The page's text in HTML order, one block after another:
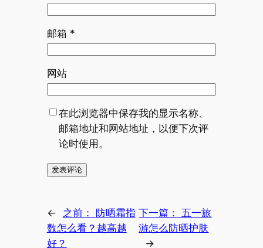
邮箱 *
网站
在此浏览器中保存我的显示名称、
邮箱地址和网站地址，以便下次评
论时使用。
← 之前： 防晒霜指
数怎么看？越高越
好？
下一篇：
五一旅
游怎么防晒护肤
→